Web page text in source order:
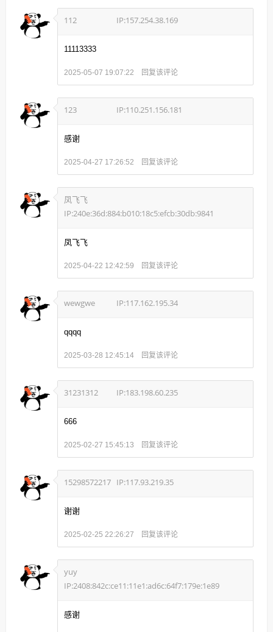
112 IP:157.254.38.169
11113333
2025-05-07 19:07:22 回复该评论
123 IP:110.251.156.181
感谢
2025-04-27 17:26:52 回复该评论
凤飞飞
IP:240e:36d:884:b010:18c5:efcb:30db:9841
凤飞飞
2025-04-22 12:42:59 回复该评论
wewgwe IP:117.162.195.34
qqqq
2025-03-28 12:45:14 回复该评论
31231312 IP:183.198.60.235
666
2025-02-27 15:45:13 回复该评论
15298572217 IP:117.93.219.35
谢谢
2025-02-25 22:26:27 回复该评论
yuy
IP:2408:842c:ce11:11e1:ad6c:64f7:179e:1e89
感谢